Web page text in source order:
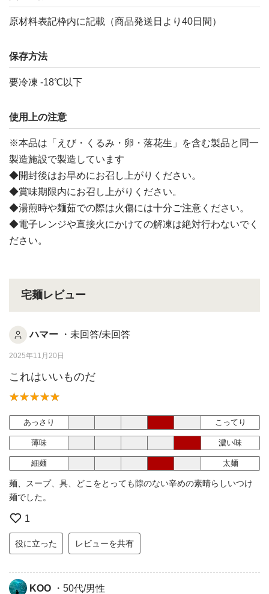
原材料表記枠内に記載（商品発送日より40日間）
保存方法
要冷凍 -18℃以下
使用上の注意
※本品は「えび・くるみ・卵・落花生」を含む製品と同一
製造施設で製造しています
◆開封後はお早めにお召し上がりください。
◆賞味期限内にお召し上がりください。
◆湯煎時や麺茹での際は火傷には十分ご注意ください。
◆電子レンジや直接火にかけての解凍は絶対行わないでく
ださい。
宅麺レビュー
ハマー ・未回答/未回答
2025年11月20日
これはいいものだ
あっさり こってり
薄味 濃い味
細麺 太麺
麺、スープ、具、どこをとっても隙のない辛めの素晴らしいつけ
麺でした。
1
役に立った レビューを共有
KOO ・50代/男性